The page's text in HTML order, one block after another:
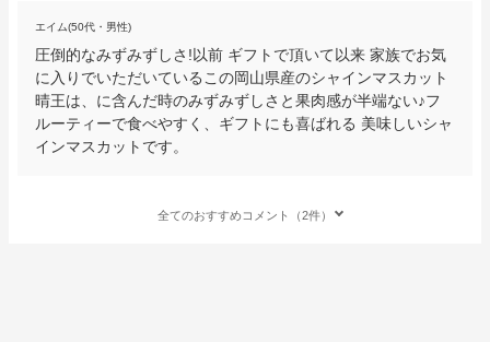
エイム(50代・男性)
圧倒的なみずみずしさ!以前 ギフトで頂いて以来 家族でお気
に入りでいただいているこの岡山県産のシャインマスカット
晴王は、に含んだ時のみずみずしさと果肉感が半端ない♪フ
ルーティーで食べやすく、ギフトにも喜ばれる 美味しいシャ
インマスカットです。
全てのおすすめコメント（2件）